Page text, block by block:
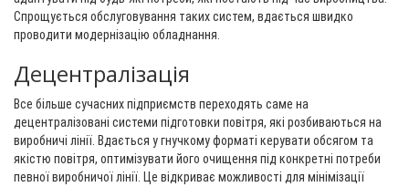
Спрощується обслуговування таких систем, вдається швидко
проводити модернізацію обладнання.
Децентралізація
Все більше сучасних підприємств переходять саме на
децентралізовані системи підготовки повітря, які розбиваються на
виробничі лінії. Вдається у гнучкому форматі керувати обсягом та
якістю повітря, оптимізувати його очищення під конкретні потреби
певної виробничої лінії. Це відкриває можливості для мінімізації